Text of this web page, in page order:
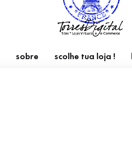
Torres Digital
sobre scolhe tua loja !